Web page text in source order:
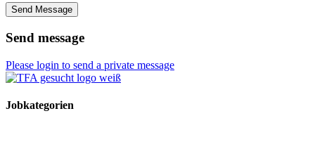
Send Message
Send message
Please login to send a private message
Jobkategorien